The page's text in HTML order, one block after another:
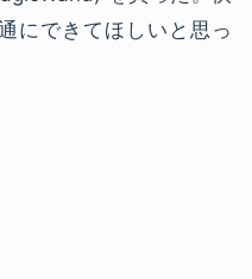
にできてほしいと思っ